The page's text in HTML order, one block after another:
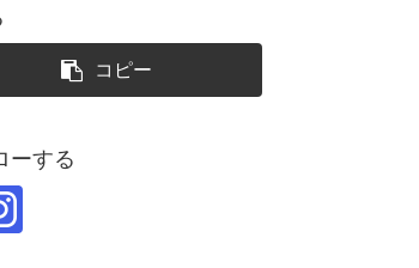
コピー
ーする